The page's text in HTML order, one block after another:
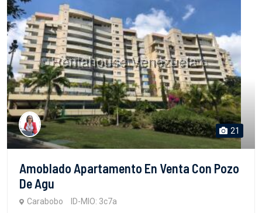
21
Amoblado Apartamento En Venta Con Pozo
De Agu
Carabobo ID-MIO: 3c7a